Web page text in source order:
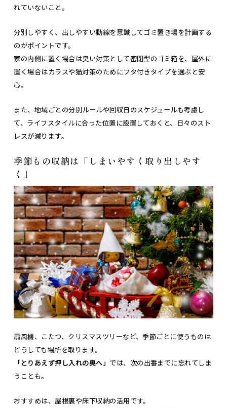
れていないこと。
分別しやすく、出しやすい動線を意識してゴミ置き場を計画する
のがポイントです。
家の内側に置く場合は臭い対策として密閉型のゴミ箱を、屋外に
置く場合はカラスや猫対策のためにフタ付きタイプを選ぶと安
心。
また、地域ごとの分別ルールや回収日のスケジュールも考慮し
て、ライフスタイルに合った位置に設置しておくと、日々のスト
レスが減ります。
季節もの収納は「しまいやすく取り出しやす
く」
扇風機、こたつ、クリスマスツリーなど、季節ごとに使うものは
どうしても場所を取ります。
「とりあえず押し入れの奥へ」 では、次の出番までに忘れてしま
うことも。
おすすめは、屋根裏や床下収納の活用です。